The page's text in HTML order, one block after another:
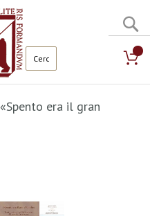
«Spento era il gran